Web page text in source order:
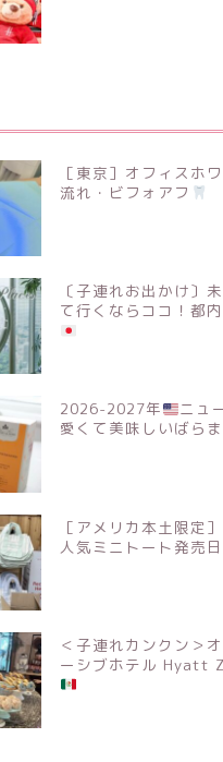
［東京］オフィスホ
流れ・ビフォアフ
〔子連れお出かけ〕
て行くならココ！都
2026-2027年
ニュ
愛くて美味しいばら
［アメリカ本土限定
人気ミニトート発売日
＜子連れカンクン＞
ーシブホテル Hyatt